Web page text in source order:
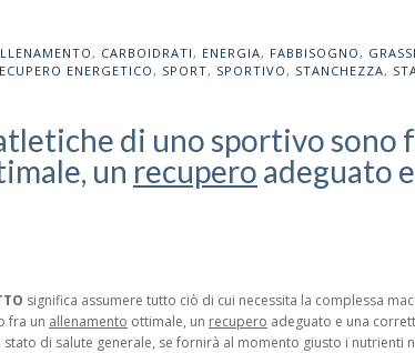
, CARBOIDRATI, ENERGIA, FABBISOGNO, GRASSI
ENERGETICO, SPORT, SPORTIVO, STANCHEZZA,
di uno sportivo sono
un recupero adeguato
significa assumere tutto ciò di cui necessita la complessa
fra un allenamento ottimale, un recupero adeguato e una
stato di salute generale, se fornirà al momento giusto i nutrienti